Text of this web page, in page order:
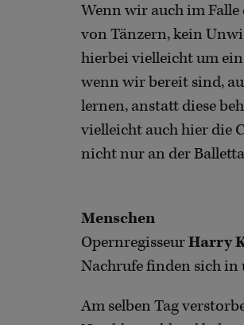
Wenn wir auch im
von Tänzern, kein
hierbei vielleicht um
wenn wir bereit sind,
lernen, anstatt diese
vielleicht auch hier die
nicht nur an der
Menschen
OpernregisseurHarry
Nachrufe finden sich in
Am selben Tag